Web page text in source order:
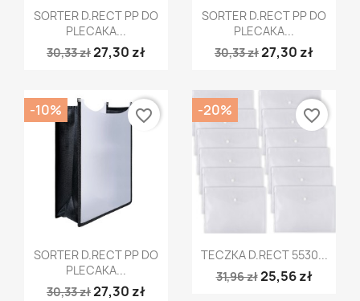
Szybki podgląd
SORTER D.RECT PP DO
PLECAKA...
30,33 zł27,30 zł
Szybki podgląd
SORTER D.RECT PP DO
PLECAKA...
30,33 zł27,30 zł
Szybki podgląd
SORTER D.RECT PP DO
PLECAKA...
30,33 zł27,30 zł
-10% favorite_border
Szybki podgląd
TECZKA D.RECT 5530...
31,96 zł25,56 zł
-20% favorite_border